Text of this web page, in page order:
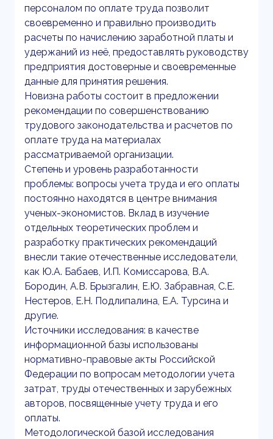
персоналом по оплате труда позволит
своевременно и правильно производить
расчеты по начислению заработной платы и
удержаний из неё, предоставлять руководству
предприятия достоверные и своевременные
данные для принятия решения.
Новизна работы состоит в предложении
рекомендации по совершенствованию
трудового законодательства и расчетов по
оплате труда на материалах
рассматриваемой организации.
Степень и уровень разработанности
проблемы: вопросы учета труда и его оплаты
постоянно находятся в центре внимания
ученых-экономистов. Вклад в изучение
отдельных теоретических проблем и
разработку практических рекомендаций
внесли такие отечественные исследователи,
как Ю.А. Бабаев, И.П. Комиссарова, В.А.
Бородин, А.В. Брызгалин, Е.Ю. Забравная, С.Е.
Нестеров, Е.Н. Подлипалина, Е.А. Турсина и
другие.
Источники исследования: в качестве
информационной базы использованы
нормативно-правовые акты Российской
Федерации по вопросам методологии учета
затрат, труды отечественных и зарубежных
авторов, посвященные учету труда и его
оплаты.
Методологической базой исследования